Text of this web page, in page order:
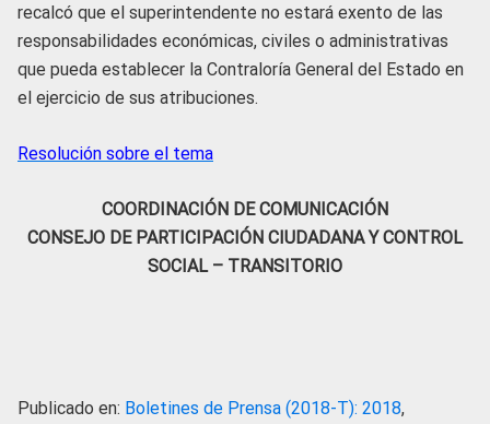
recalcó que el superintendente no estará exento de las
responsabilidades económicas, civiles o administrativas
que pueda establecer la Contraloría General del Estado en
el ejercicio de sus atribuciones.
Resolución sobre el tema
COORDINACIÓN DE COMUNICACIÓN
CONSEJO DE PARTICIPACIÓN CIUDADANA Y CONTROL
SOCIAL – TRANSITORIO
Publicado en: Boletines de Prensa (2018-T): 2018,